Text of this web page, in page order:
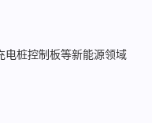
电桩控制板等新能源领域